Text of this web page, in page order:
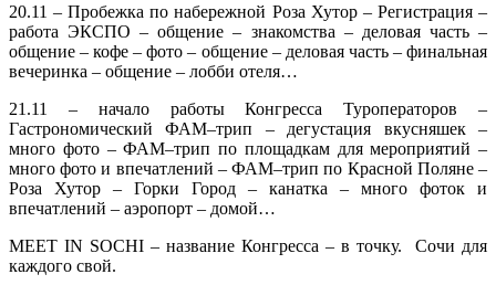
20.11 – Пробежка по набережной Роза Хутор – Регистрация –
работа ЭКСПО – общение – знакомства – деловая часть –
общение – кофе – фото – общение – деловая часть – финальная
вечеринка – общение – лобби отеля…
21.11 – начало работы Конгресса Туроператоров –
Гастрономический ФАМ–трип – дегустация вкусняшек –
много фото – ФАМ–трип по площадкам для мероприятий –
много фото и впечатлений – ФАМ–трип по Красной Поляне –
Роза Хутор – Горки Город – канатка – много фоток и
впечатлений – аэропорт – домой…
MEET IN SOCHI – название Конгресса – в точку. Сочи для
каждого свой.